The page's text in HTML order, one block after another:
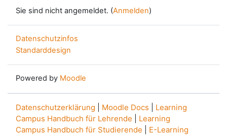
Sie sind nicht angemeldet. (Anmelden)
Datenschutzinfos
Standarddesign
Powered by Moodle
Datenschutzerklärung Moodle Docs
Learning
Campus Handbuch für Lehrende
Learning
Campus Handbuch für Studierende
E-Learning